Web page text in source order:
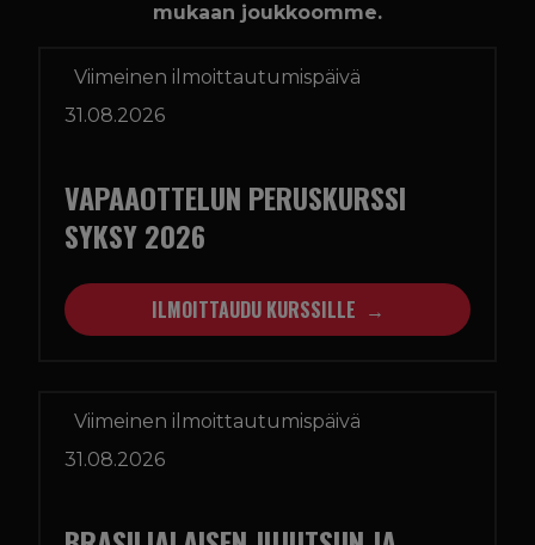
mukaan joukkoomme.
Viimeinen ilmoittautumispäivä
31.08.2026
VAPAAOTTELUN PERUSKURSSI
SYKSY 2026
ILMOITTAUDU KURSSILLE
Viimeinen ilmoittautumispäivä
31.08.2026